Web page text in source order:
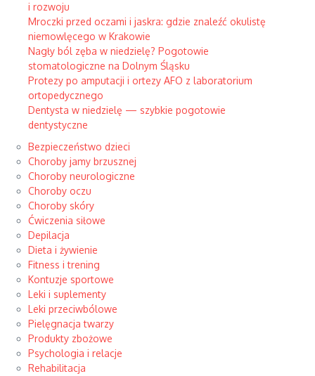
i rozwoju
Mroczki przed oczami i jaskra: gdzie znaleźć okulistę
niemowlęcego w Krakowie
Nagły ból zęba w niedzielę? Pogotowie
stomatologiczne na Dolnym Śląsku
Protezy po amputacji i ortezy AFO z laboratorium
ortopedycznego
Dentysta w niedzielę — szybkie pogotowie
dentystyczne
Bezpieczeństwo dzieci
Choroby jamy brzusznej
Choroby neurologiczne
Choroby oczu
Choroby skóry
Ćwiczenia siłowe
Depilacja
Dieta i żywienie
Fitness i trening
Kontuzje sportowe
Leki i suplementy
Leki przeciwbólowe
Pielęgnacja twarzy
Produkty zbożowe
Psychologia i relacje
Rehabilitacja